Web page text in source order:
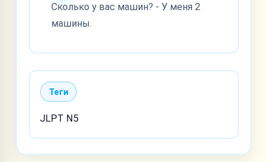
Сколько у вас машин? - У меня 2
машины.
Теги
JLPT N5